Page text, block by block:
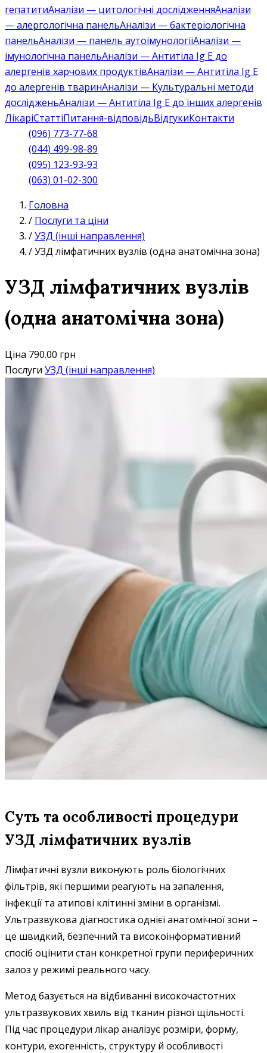
гепатитиАналізи — цитологічні дослідженняАналізи
— алергологічна панельАналізи — бактеріологічна
панельАналізи — панель аутоімунологіїАналізи —
імунологічна панельАналізи — Антитіла Ig E до
алергенів харчових продуктівАналізи — Антитіла Ig E
до алергенів тваринАналізи — Культуральні методи
дослідженьАналізи — Антитіла Ig E до інших алергенів
ЛікаріСтаттіПитання-відповідьВідгукиКонтакти
(096) 773-77-68
(044) 499-98-89
(095) 123-93-93
(063) 01-02-300
Головна
/ Послуги та ціни
/УЗД (інші направлення)
/УЗД лімфатичних вузлів (одна анатомічна зона)
УЗД лімфатичних вузлів
(одна анатомічна зона)
Ціна 790.00 грн
Послуги УЗД (інші направлення)
Суть та особливості процедури
УЗД лімфатичних вузлів
Лімфатичні вузли виконують роль біологічних
фільтрів, які першими реагують на запалення,
інфекції та атипові клітинні зміни в організмі.
Ультразвукова діагностика однієї анатомічної зони –
це швидкий, безпечний та високоінформативний
спосіб оцінити стан конкретної групи периферичних
залоз у режимі реального часу.
Метод базується на відбиванні високочастотних
ультразвукових хвиль від тканин різної щільності.
Під час процедури лікар аналізує розміри, форму,
контури, ехогенність, структуру й особливості